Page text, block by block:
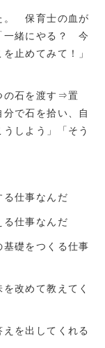
。 保育士の血が
一緒にやる？ 今
止めてみて！」
の石を渡す⇒置
で石を拾い、自
しよう」「そう
る仕事なんだ
る仕事なんだ
礎をつくる仕事
改めて教えてく
を出してくれる